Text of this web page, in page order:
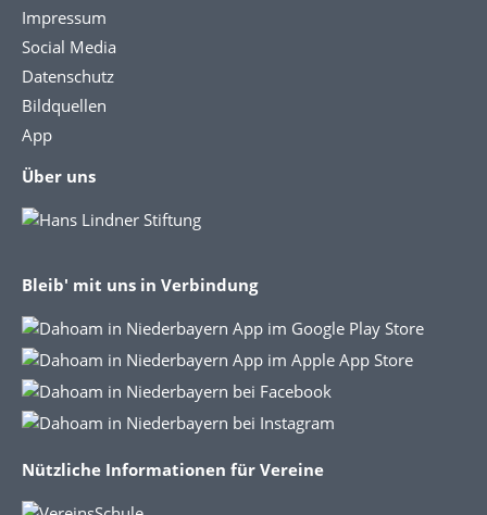
Impressum
Social Media
Datenschutz
Bildquellen
App
Über uns
Bleib' mit uns in Verbindung
Nützliche Informationen für Vereine